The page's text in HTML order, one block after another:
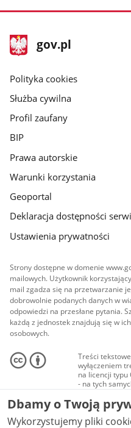
stopka
gov.pl
Strona
gov.pl
gov.pl
Polityka cookies
Służba cywilna
Profil zaufany
BIP
Prawa autorskie
Warunki korzystania
Geoportal
Deklaracja dostępności
Ustawienia prywatności
Strony dostępne w domenie
mailowych. Użytkownik
mail zgadza się na przetwarzanie
dobrowolnie podanych danych w
odpowiedzi na przesłane pytania.
każdą z jednostek znajdują się w
osobowych.
Treści
wyłączeniem
na licencji typu
- na tych
Materiały
audio i wideo,
Creative
niekomercyjne
Dbamy o Twoją
Wykorzystujemy pliki